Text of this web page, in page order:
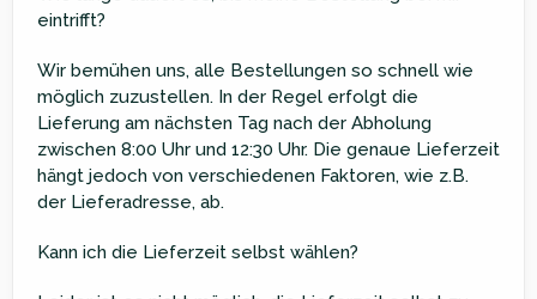
eintrifft?
Wir bemühen uns, alle Bestellungen so schnell wie
möglich zuzustellen. In der Regel erfolgt die
Lieferung am nächsten Tag nach der Abholung
zwischen 8:00 Uhr und 12:30 Uhr. Die genaue Lieferzeit
hängt jedoch von verschiedenen Faktoren, wie z.B.
der Lieferadresse, ab.
Kann ich die Lieferzeit selbst wählen?